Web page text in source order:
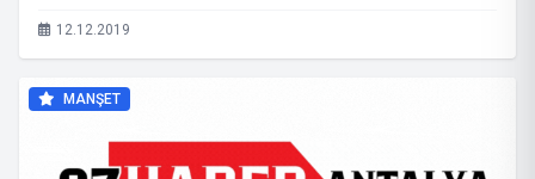
12.12.2019
MANŞET